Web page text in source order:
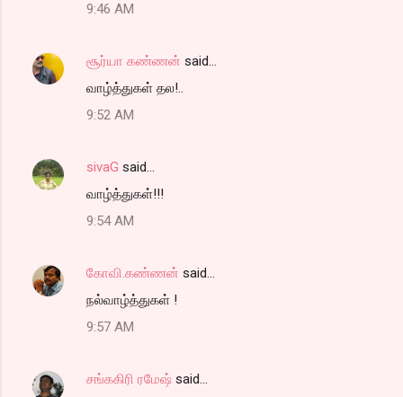
9:46 AM
சூர்யா ௧ண்ணன் said…
வாழ்த்துகள் தல!..
9:52 AM
sivaG said…
வாழ்த்துகள்!!!
9:54 AM
கோவி.கண்ணன் said…
நல்வாழ்த்துகள் !
9:57 AM
சங்ககிரி ரமேஷ் said…